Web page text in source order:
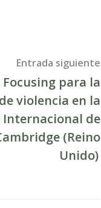
Entrada siguiente
para la
violencia en la
Internacional de
(Reino
Unido)